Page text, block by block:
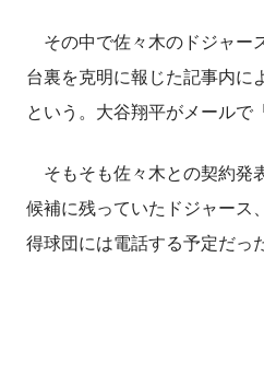
その中で佐々木のドジャー
台裏を克明に報じた記事内に
という。大谷翔平がメールで
そもそも佐々木との契約発
候補に残っていたドジャース
得球団には電話する予定だっ